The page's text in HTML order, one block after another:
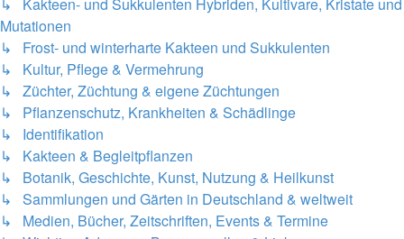
Mutationen
↳ Frost- und winterharte Kakteen und Sukkulenten
↳ Kultur, Pflege & Vermehrung
↳ Züchter, Züchtung & eigene Züchtungen
↳ Pflanzenschutz, Krankheiten & Schädlinge
↳ Identifikation
↳ Kakteen & Begleitpflanzen
↳ Botanik, Geschichte, Kunst, Nutzung & Heilkunst
↳ Sammlungen und Gärten in Deutschland & weltweit
↳ Medien, Bücher, Zeitschriften, Events & Termine